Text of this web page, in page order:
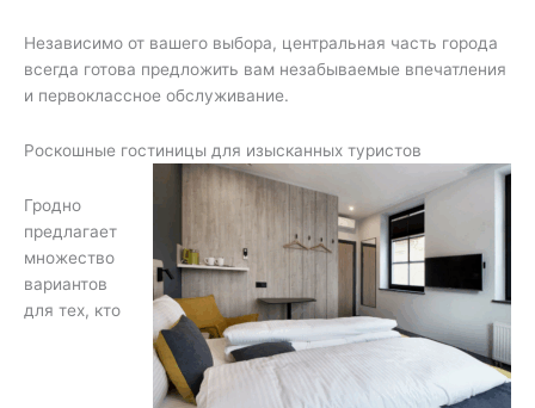
Независимо от вашего выбора, центральная часть города
всегда готова предложить вам незабываемые впечатления
и первоклассное обслуживание.
Роскошные гостиницы для изысканных туристов
Гродно
предлагает
множество
вариантов
для тех, кто